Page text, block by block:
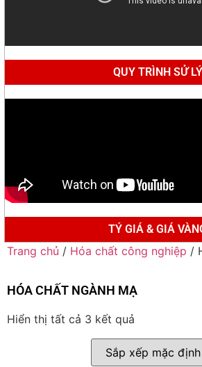
QUY TRÌNH SỬ LÝ
TÝ GIÁ & GIÁ
Trang chủ / Hóa chất công nghiệp /
HÓA CHẤT NGÀNH MẠ
Hiển thị tất cả 3 kết quả